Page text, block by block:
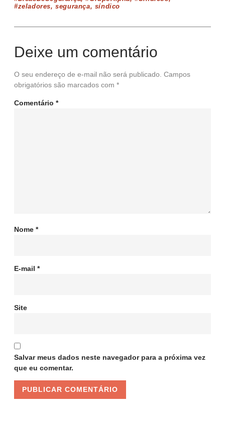
#zeladores,segurança, síndico
Deixe um comentário
O seu endereço de e-mail não será publicado. Campos
obrigatórios são marcados com *
Comentário *
Nome *
E-mail *
Site
Salvar meus dados neste navegador para a próxima vez
que eu comentar.